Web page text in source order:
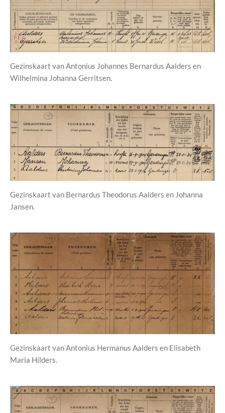
Gezinskaart van Antonius Johannes Bernardus Aalders en
Wilhelmina Johanna Gerritsen.
Gezinskaart van Bernardus Theodorus Aalders en Johanna
Jansen.
Gezinskaart van Antonius Hermanus Aalders en Elisabeth
Maria Hilders.